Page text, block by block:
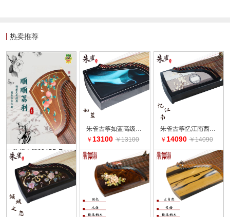
热卖推荐
敦煌古筝694PP-E 顺顺荔利
￥
11999 ￥11999
朱雀古筝如蓝高级演奏考级西安音乐学院
￥13100 ￥13100
朱雀古筝忆江南西安音乐学院考级演奏专业古筝
￥ 14090 ￥14090